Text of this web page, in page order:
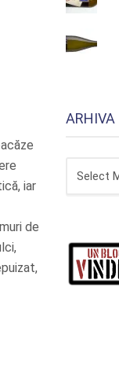
iar
de
ARHIVA